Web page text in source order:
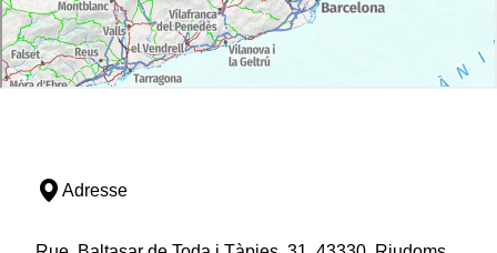
Adresse